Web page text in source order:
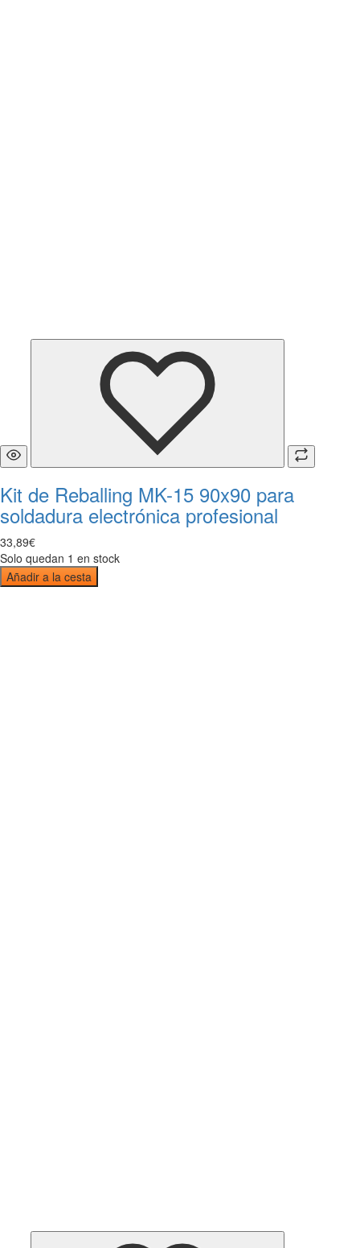
Kit de Reballing MK-15 90x90 para
soldadura electrónica profesional
33,89€
Solo quedan 1 en stock
Añadir a la cesta